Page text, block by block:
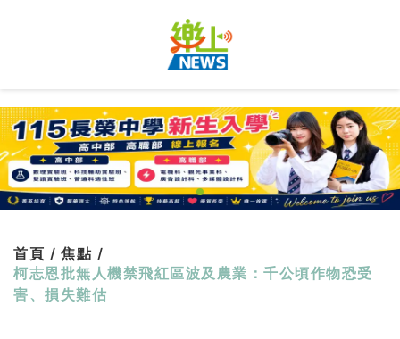
首頁 / 焦點 /
柯志恩批無人機禁飛紅區波及農業：千公頃作物恐受
害、損失難估